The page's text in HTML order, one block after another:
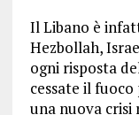
Il Libano è
Hezbollah,
ogni risposta
cessate il
una nuova